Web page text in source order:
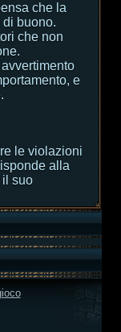
che la
buono.
che non
e
le violazioni
alla
il suo